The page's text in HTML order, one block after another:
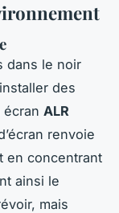
dans le noir
des
ALR
renvoie
en concentrant
ainsi le
mais